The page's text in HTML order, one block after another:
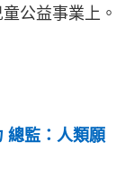
公益事業上。
總監：人類願